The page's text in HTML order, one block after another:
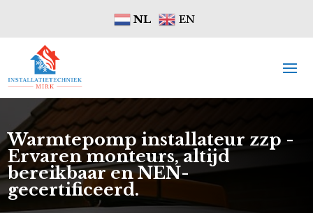
NL EN
Warmtepomp installateur zzp -
Ervaren monteurs, altijd
bereikbaar en NEN-
gecertificeerd.